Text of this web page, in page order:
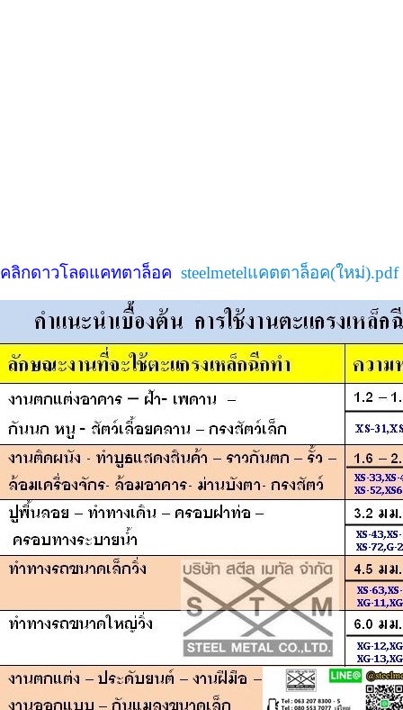
คลิกดาวโลดแคทตาล็อค steelmetelแคตตาล็อค(ใหม่).pdf